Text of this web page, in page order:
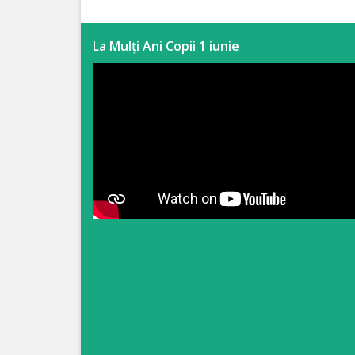
Anticorupție
regulamente
La Mulți Ani Copii 1 iunie